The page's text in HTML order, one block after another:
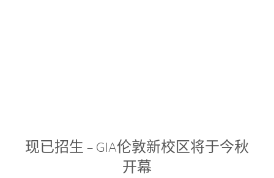
现已招生 – GIA伦敦新校区将于今秋
开幕